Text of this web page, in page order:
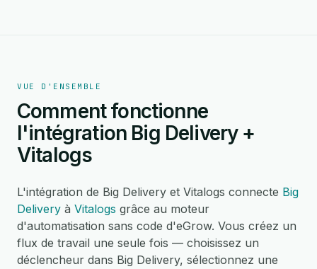
VUE D'ENSEMBLE
Comment fonctionne
l'intégration Big Delivery +
Vitalogs
L'intégration de Big Delivery et Vitalogs connecte Big
Delivery à Vitalogs grâce au moteur
d'automatisation sans code d'eGrow. Vous créez un
flux de travail une seule fois — choisissez un
déclencheur dans Big Delivery, sélectionnez une